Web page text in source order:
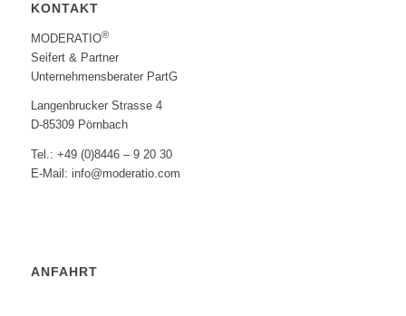
KONTAKT
MODERATIO®
Seifert & Partner
Unternehmensberater PartG
Langenbrucker Strasse 4
D-85309 Pörnbach
Tel.: +49 (0)8446 – 9 20 30
E-Mail: info@moderatio.com
ANFAHRT